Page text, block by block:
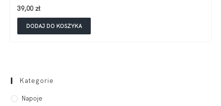
39,00 zł
DODAJ DO KOSZYKA
Kategorie
Napoje